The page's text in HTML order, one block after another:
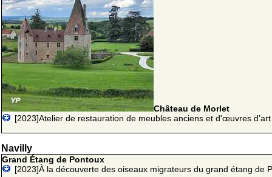
Château de Morlet
[2023]Atelier de restauration de meubles anciens et d'œuvres d’art
Navilly
Grand Étang de Pontoux
[2023]À la découverte des oiseaux migrateurs du grand étang de